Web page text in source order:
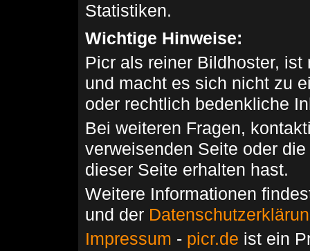
Statistiken.
Wichtige Hinweise:
Picr als reiner Bildhoster,
und macht es sich nicht zu
oder rechtlich bedenkliche
Bei weiteren Fragen,
verweisenden Seite oder
dieser Seite erhalten hast.
Weitere Informationen
und der
Impressum - picr.de ist ein